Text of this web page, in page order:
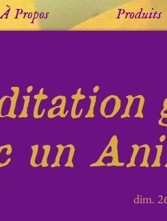
À Propos Produits
un
dim.